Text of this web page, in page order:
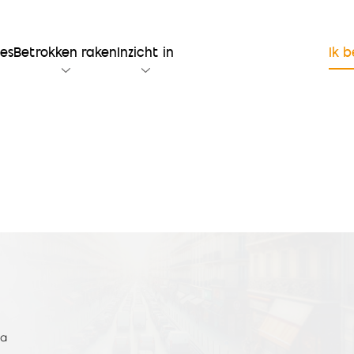
Betrokken raken Inzicht in Ik